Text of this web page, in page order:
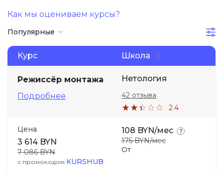
Как мы оцениваем курсы?
Популярные
Курс Школа
Режиссёр монтажа
Подробнее
Нетология
2.4
42 отзыва
Цена
3 614 BYN
7 086 BYN
с промокодом KURSHUB
От
108 BYN/мес
175 BYN/мес
Дизайн
Менеджмент
Иностранные языки
ДПО